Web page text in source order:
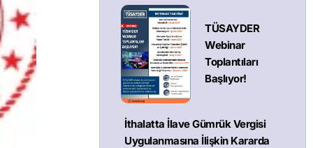
TÜSAYDER
Webinar
Toplantıları
Başlıyor!
İthalatta İlave Gümrük Vergisi
Uygulanmasına İlişkin Kararda